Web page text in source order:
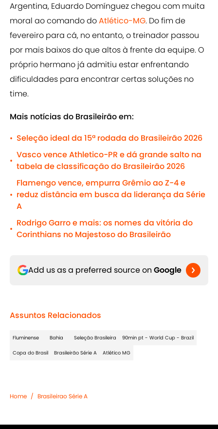
Argentina, Eduardo Domínguez chegou com muita
moral ao comando doAtlético-MG. Do fim de
fevereiro para cá, no entanto, o treinador passou
por mais baixos do que altos à frente da equipe. O
próprio hermano já admitiu estar enfrentando
dificuldades para encontrar certas soluções no
time.
Mais notícias do Brasileirão em:
• Seleção ideal da 15ª rodada do Brasileirão 2026
•
Vasco vence Athletico-PR e dá grande salto na
tabela de classificação do Brasileirão 2026
•
Flamengo vence, empurra Grêmio ao Z-4 e
reduz distância em busca da liderança da Série
A
•
Rodrigo Garro e mais: os nomes da vitória do
Corinthians no Majestoso do Brasileirão
Add us as a preferred source on Google
Assuntos Relacionados
Fluminense Bahia Seleção Brasileira 90min pt - World Cup - Brazil
Copa do Brasil Brasileirão Série A Atlético MG
Home / Brasileirao Série A